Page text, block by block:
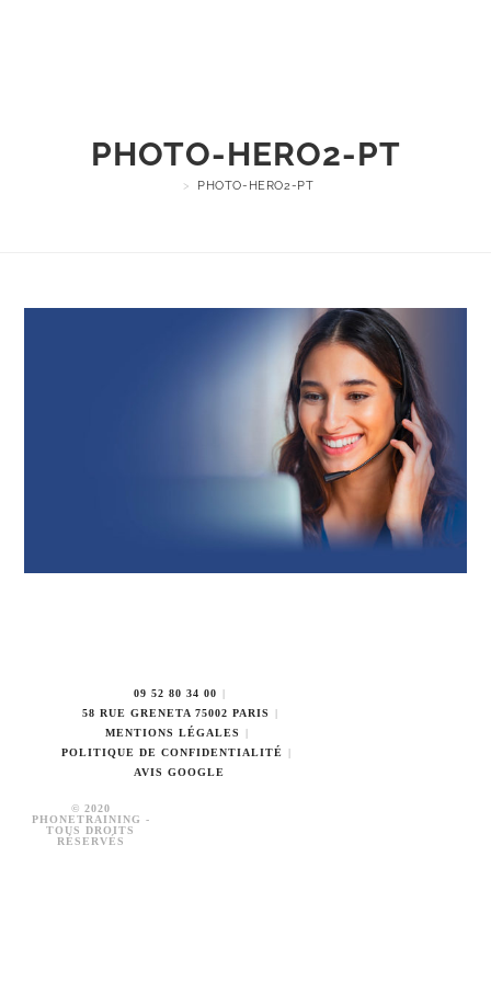
PHOTO-HERO2-PT
> PHOTO-HERO2-PT
09 52 80 34 00
58 RUE GRENETA 75002 PARIS
MENTIONS LÉGALES
POLITIQUE DE CONFIDENTIALITÉ
AVIS GOOGLE
© 2020
PHONETRAINING -
TOUS DROITS
RÉSERVÉS